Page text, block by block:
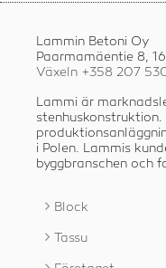
Lammin Betoni Oy
Paarmamäentie 8,
Växeln +358 207
Lammi är
i Polen. Lammis
byggbranschen och
Block
Tassu